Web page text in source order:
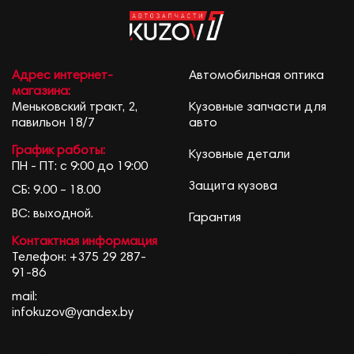
Адрес интернет-
магазина:
Меньковский тракт, 2,
павильон 18/7
График работы:
ПН - ПТ: с 9:00 до 19:00
СБ: 9.00 – 18.00
ВС: выходной.
Контактная информация
Телефон: +375 29 287-
91-86
mail:
infokuzov@yandex.by
Автомобильная оптика
Кузовные запчасти для
авто
Кузовные детали
Защита кузова
Гарантия